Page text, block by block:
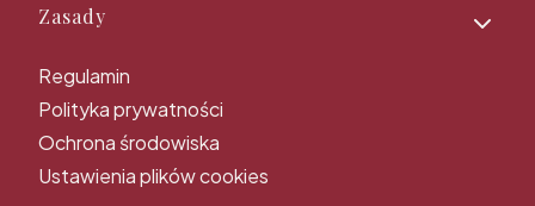
Zasady
Regulamin
Polityka prywatności
Ochrona środowiska
Ustawienia plików cookies